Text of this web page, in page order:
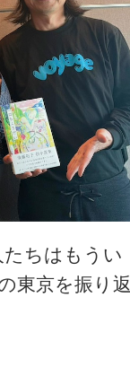
たちはもうい
東京を振り